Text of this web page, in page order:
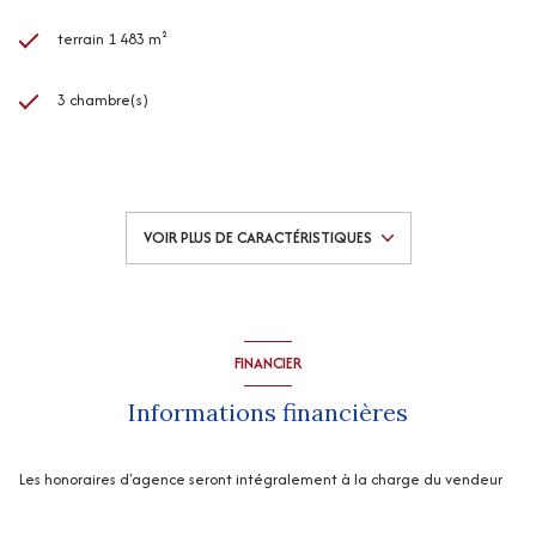
terrain 1 483 m²
3 chambre(s)
cuisine américaine (équipée)
Chauffage central : autre (aérothermique)
VOIR PLUS DE CARACTÉRISTIQUES
FINANCIER
Informations financières
Les honoraires d'agence seront intégralement à la charge du vendeur